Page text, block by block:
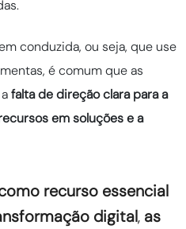
conduzida, ou seja, que use
é comum que as
falta de direção clara para a
em soluções e a
recurso essencial
digital, as